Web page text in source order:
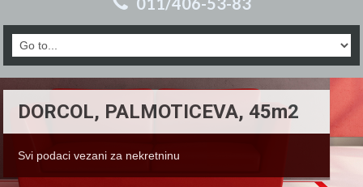
DORCOL, PALMOTICEVA, 45m2
Svi podaci vezani za nekretninu